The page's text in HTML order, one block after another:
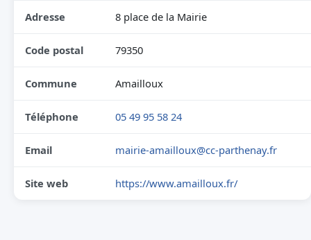
Adresse 8 place de la Mairie
Code postal 79350
Commune Amailloux
Téléphone 05 49 95 58 24
Email mairie-amailloux@cc-parthenay.fr
Site web https://www.amailloux.fr/